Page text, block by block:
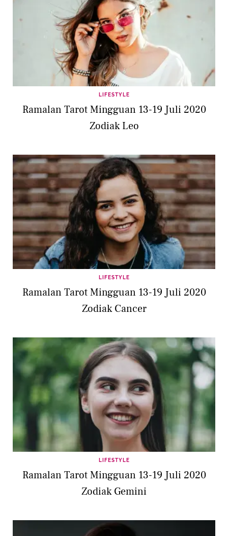
LIFESTYLE
Ramalan Tarot Mingguan 13-19 Juli 2020
Zodiak Leo
LIFESTYLE
Ramalan Tarot Mingguan 13-19 Juli 2020
Zodiak Cancer
LIFESTYLE
Ramalan Tarot Mingguan 13-19 Juli 2020
Zodiak Gemini